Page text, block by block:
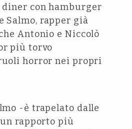
con hamburger
Salmo, rapper già
Antonio e Niccolò
più torvo
horror nei propri
-è trapelato dalle
rapporto più